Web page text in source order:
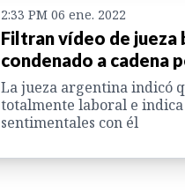
2:33 PM 06 ene. 2022
Filtran vídeo de jueza
condenado a cadena
La jueza argentina indicó
totalmente laboral e
sentimentales con él